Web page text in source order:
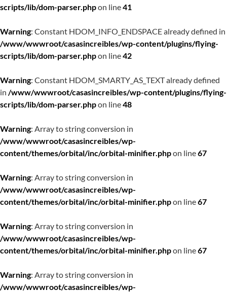
scripts/lib/dom-parser.phpon line41
Warning: Constant HDOM_INFO_ENDSPACE already defined in
/www/wwwroot/casasincreibles/wp-content/plugins/flying-
scripts/lib/dom-parser.phpon line42
Warning: Constant HDOM_SMARTY_AS_TEXT already defined
in /www/wwwroot/casasincreibles/wp-content/plugins/flying-
scripts/lib/dom-parser.phpon line48
Warning: Array to string conversion in
/www/wwwroot/casasincreibles/wp-
content/themes/orbital/inc/orbital-minifier.phpon line67
Warning: Array to string conversion in
/www/wwwroot/casasincreibles/wp-
content/themes/orbital/inc/orbital-minifier.phpon line67
Warning: Array to string conversion in
/www/wwwroot/casasincreibles/wp-
content/themes/orbital/inc/orbital-minifier.phpon line67
Warning: Array to string conversion in
/www/wwwroot/casasincreibles/wp-